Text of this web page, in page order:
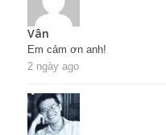
Vân
Em cảm ơn anh!
2 ngày ago